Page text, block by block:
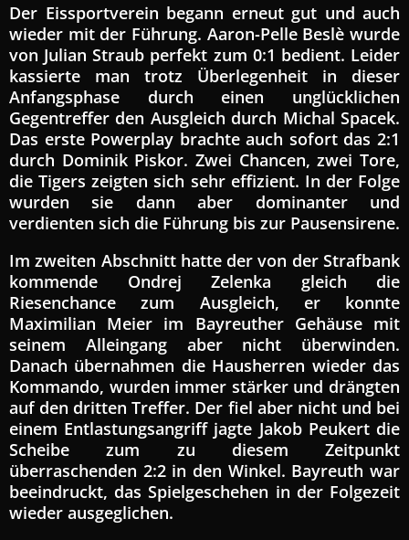
Der Eissportverein begann erneut gut und auch
wieder mit der Führung. Aaron-Pelle Beslè wurde
von Julian Straub perfekt zum 0:1 bedient. Leider
kassierte man trotz Überlegenheit in dieser
Anfangsphase durch einen unglücklichen
Gegentreffer den Ausgleich durch Michal Spacek.
Das erste Powerplay brachte auch sofort das 2:1
durch Dominik Piskor. Zwei Chancen, zwei Tore,
die Tigers zeigten sich sehr effizient. In der Folge
wurden sie dann aber dominanter und
verdienten sich die Führung bis zur Pausensirene.
Im zweiten Abschnitt hatte der von der Strafbank
kommende Ondrej Zelenka gleich die
Riesenchance zum Ausgleich, er konnte
Maximilian Meier im Bayreuther Gehäuse mit
seinem Alleingang aber nicht überwinden.
Danach übernahmen die Hausherren wieder das
Kommando, wurden immer stärker und drängten
auf den dritten Treffer. Der fiel aber nicht und bei
einem Entlastungsangriff jagte Jakob Peukert die
Scheibe zum zu diesem Zeitpunkt
überraschenden 2:2 in den Winkel. Bayreuth war
beeindruckt, das Spielgeschehen in der Folgezeit
wieder ausgeglichen.